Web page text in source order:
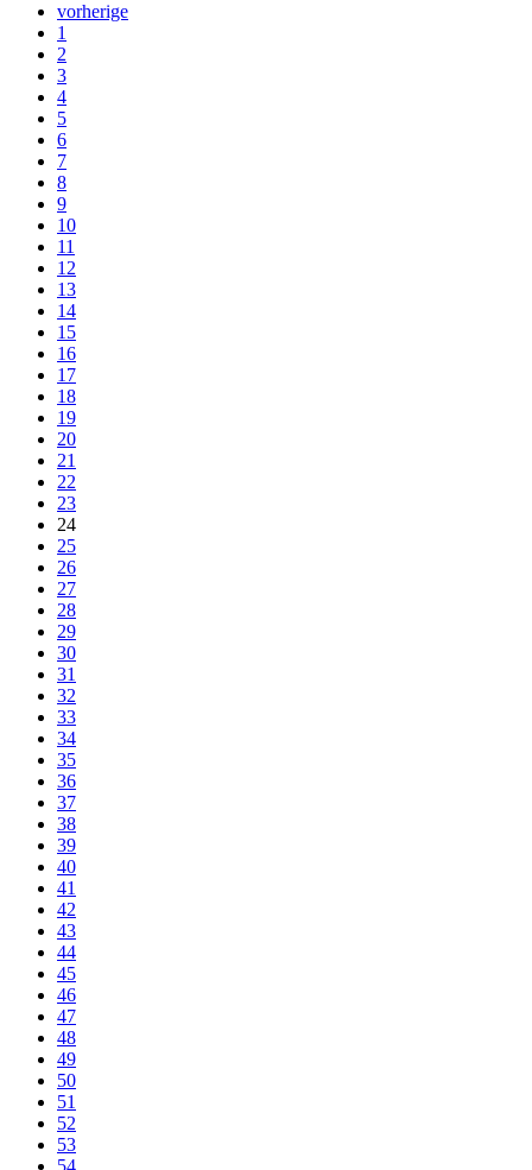
vorherige
1
2
3
4
5
6
7
8
9
10
11
12
13
14
15
16
17
18
19
20
21
22
23
24
25
26
27
28
29
30
31
32
33
34
35
36
37
38
39
40
41
42
43
44
45
46
47
48
49
50
51
52
53
54